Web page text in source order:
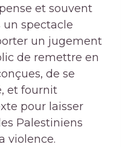
et souvent
un spectacle
un jugement
de remettre en
de se
et fournit
pour laisser
Palestiniens
violence.